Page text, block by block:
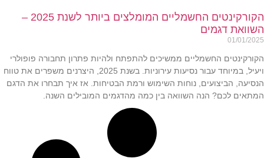
הקורקינטים החשמליים המומלצים ביותר לשנת 2025 –
השוואת דגמים
01/01/2025
הקורקינטים החשמליים ממשיכים להתפתח ולהיות פתרון תחבורה פופולרי
ויעיל, במיוחד עבור נסיעות עירוניות. בשנת 2025, היצרנים משפרים את טווח
הנסיעה, הביצועים, נוחות השימוש ורמת הבטיחות. אז איך תבחרו את הדגם
המתאים לכם? הנה השוואה בין כמה מהדגמים המובילים השנה.